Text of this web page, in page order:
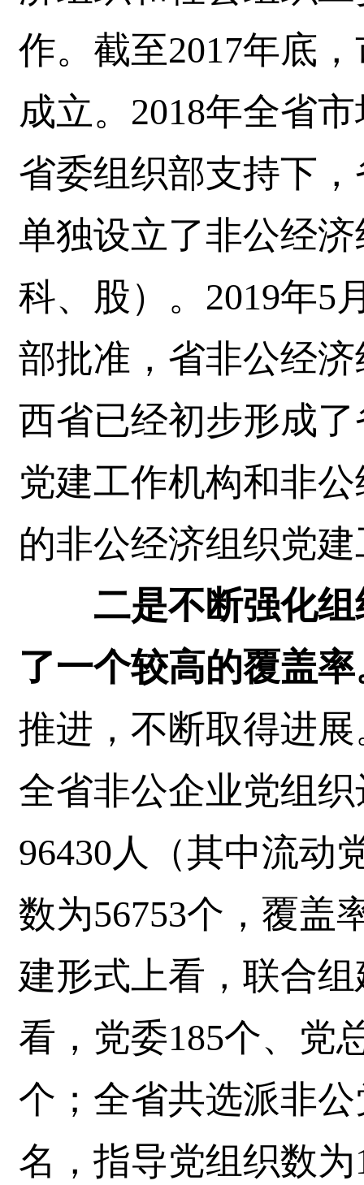
作。截至2017年底
成立。2018年全省
省委组织部支持下
单独设立了非公经
科、股）。2019年5
部批准，省非公经
西省已经初步形成
党建工作机构和非
的非公经济组织党
二是不断强化
了一个较高的覆盖率
推进，不断取得进
全省非公企业党组
96430人（其中流动
数为56753个，覆盖
建形式上看，联合
看，党委185个、党
个；全省共选派非
名，指导党组织数